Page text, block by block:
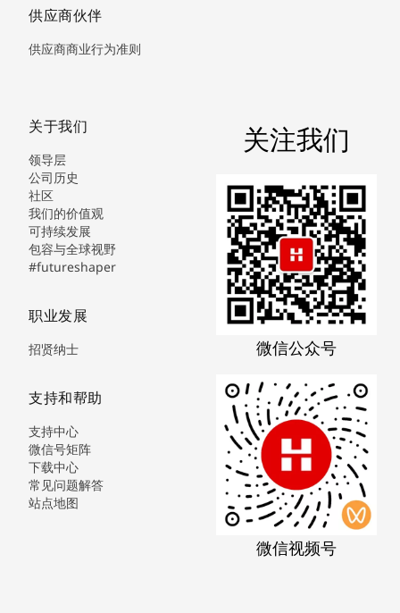
供应商伙伴
供应商商业行为准则
关于我们
领导层
公司历史
社区
我们的价值观
可持续发展
包容与全球视野
#futureshaper
职业发展
招贤纳士
支持和帮助
支持中心
微信号矩阵
下载中心
常见问题解答
站点地图
关注我们
微信公众号
微信视频号